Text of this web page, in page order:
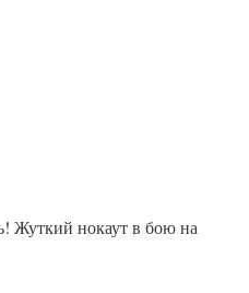
Жуткий нокаут в бою на